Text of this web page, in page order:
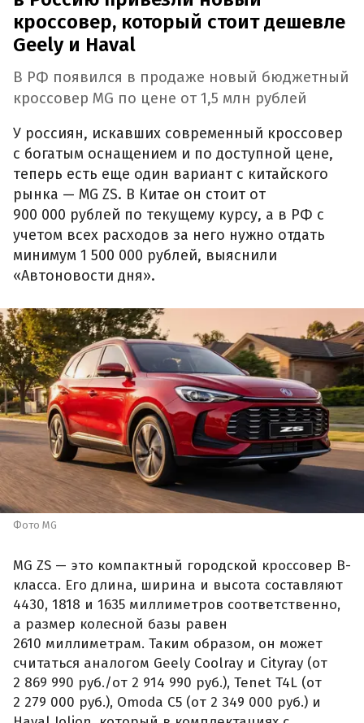
кроссовер, который стоит дешевле
Geely и Haval
В РФ появился в продаже новый бюджетный
кроссовер MG по цене от 1,5 млн рублей
У россиян, искавших современный кроссовер
с богатым оснащением и по доступной цене,
теперь есть еще один вариант с китайского
рынка — MG ZS. В Китае он стоит от
900 000 рублей по текущему курсу, а в РФ с
учетом всех расходов за него нужно отдать
минимум 1 500 000 рублей, выяснили
«Автоновости дня».
Фото MG
MG ZS — это компактный городской кроссовер B-
класса. Его длина, ширина и высота составляют
4430, 1818 и 1635 миллиметров соответственно,
а размер колесной базы равен
2610 миллиметрам. Таким образом, он может
считаться аналогом Geely Coolray и Cityray (от
2 869 990 руб./от 2 914 990 руб.), Tenet T4L (от
2 279 000 руб.), Omoda C5 (от 2 349 000 руб.) и